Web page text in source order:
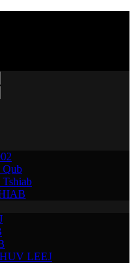
Qub
LEEJ